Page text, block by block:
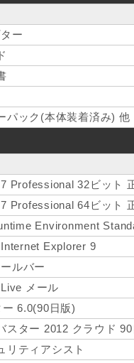
ー
パック(本体装着済み) 他
Professional 32ビット
Professional 64ビット
Environment
Explorer 9
ルバー
メール
6.0(90日版)
スター 2012 クラウド 90
リティアシスト